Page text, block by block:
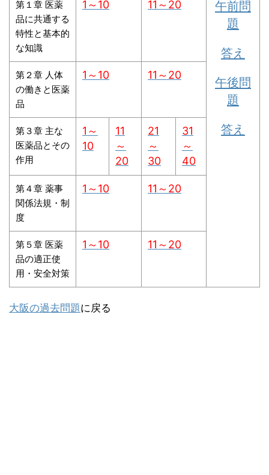
第１章 医薬
品に共通する
特性と基本的
な知識
1～10 11～20
午前問
題
答え
午後問
題
答え
第２章 人体
の働きと医薬
品
1～10 11～20
第３章 主な
医薬品とその
作用
1～
10
11
～
20
21
～
30
31
～
40
第４章 薬事
関係法規・制
度
1～10 11～20
第５章 医薬
品の適正使
用・安全対策
1～10 11～20
大阪の過去問題に戻る